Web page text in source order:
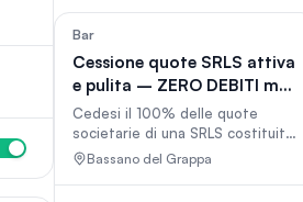
Bar
Cessione quote SRLS attiva
e pulita – ZERO DEBITI ma
CON CREDITI
Cedesi il 100% delle quote
societarie di una SRLS costituita
nel 2024, operante nel settore
BAR. (PREZZO TRATTABILE)
Bassano del Grappa